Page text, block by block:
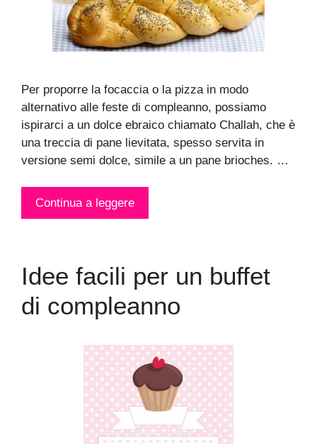
Per proporre la focaccia o la pizza in modo
alternativo alle feste di compleanno, possiamo
ispirarci a un dolce ebraico chiamato Challah, che è
una treccia di pane lievitata, spesso servita in
versione semi dolce, simile a un pane brioches. …
Continua a leggere
Idee facili per un buffet
di compleanno